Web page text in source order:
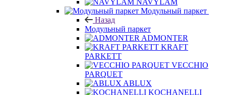
NAVYLAM
Модульный паркет
Назад
Модульный паркет
ADMONTER
KRAFT
PARKETT
VECCHIO
PARQUET
ABLUX
KOCHANELLI